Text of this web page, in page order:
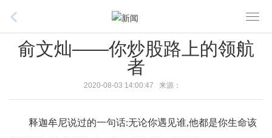
o
俞文灿——你炒股路上的领航
者
2020-08-03 14:00:47 来源：
释迦牟尼说过的一句话:无论你遇见谁,他都是你生命该